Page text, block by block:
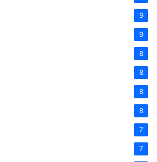
9
9
8
8
8
8
7
7